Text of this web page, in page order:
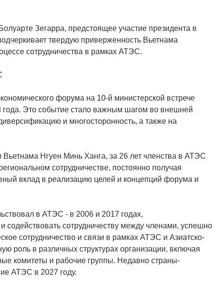
Зегарра, предстоящее участие президента в
твердую приверженность Вьетнама
сотрудничества в рамках АТЭС.
форума на 10-й министерской встрече
Это событие стало важным шагом во внешней
и многосторонность, а также на
Нгуен Минь Ханга, за 26 лет членства в АТЭС
сотрудничестве, постоянно получая
вклад в реализацию целей и концепций форума и
в АТЭС - в 2006 и 2017 годах,
содействовать сотрудничеству между членами, успешно
сотрудничество и связи в рамках АТЭС и Азиатско-
роль в различных структурах организации, включая
комитеты и рабочие группы. Недавно страны-
АТЭС в 2027 году.